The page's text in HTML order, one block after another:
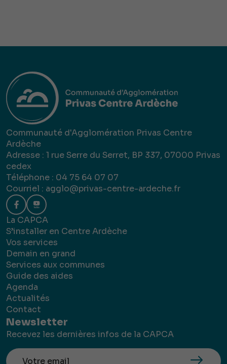
Communauté d'Agglomération Privas Centre
Ardèche
Adresse : 1 rue Serre du Serret, BP 337, 07000 Privas
cedex
Téléphone : 04 75 64 07 07
Courriel : agglo@privas-centre-ardeche.fr
La CAPCA
S’installer en Centre Ardèche
Vos services
Demain en grand
Services aux communes
Guide des aides
Agenda
Actualités
Contact
Newsletter
Recevez les dernières infos de la CAPCA